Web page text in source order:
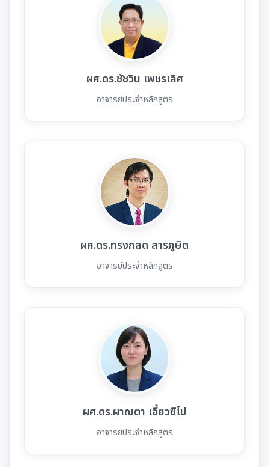
ผศ.ดร.ชัชวิน เพชรเลิศ
อาจารย์ประจำหลักสูตร
ผศ.ดร.ทรงกลด สารภูษิต
อาจารย์ประจำหลักสูตร
ผศ.ดร.ผาณตา เอี้ยวซิโป
อาจารย์ประจำหลักสูตร